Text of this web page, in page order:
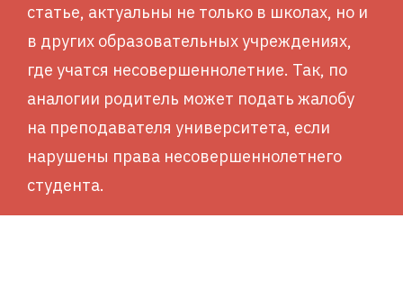
статье, актуальны не только в школах, но и
в других образовательных учреждениях,
где учатся несовершеннолетние. Так, по
аналогии родитель может подать жалобу
на преподавателя университета, если
нарушены права несовершеннолетнего
студента.